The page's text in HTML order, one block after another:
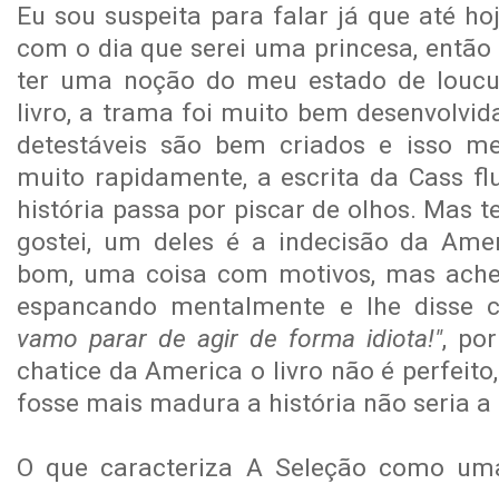
Eu sou suspeita para falar já que até
com o dia que serei uma princesa,
ter uma noção do meu estado de
livro, a trama foi muito bem
detestáveis são bem criados e isso
muito rapidamente, a escrita da Cass
história passa por piscar de olhos. Mas
gostei, um deles é a indecisão da
bom, uma coisa com motivos, mas
espancando mentalmente e lhe disse
vamo parar de agir de forma idiota!",
chatice da America o livro não é
fosse mais madura a história não seria a
O que caracteriza A Seleção como